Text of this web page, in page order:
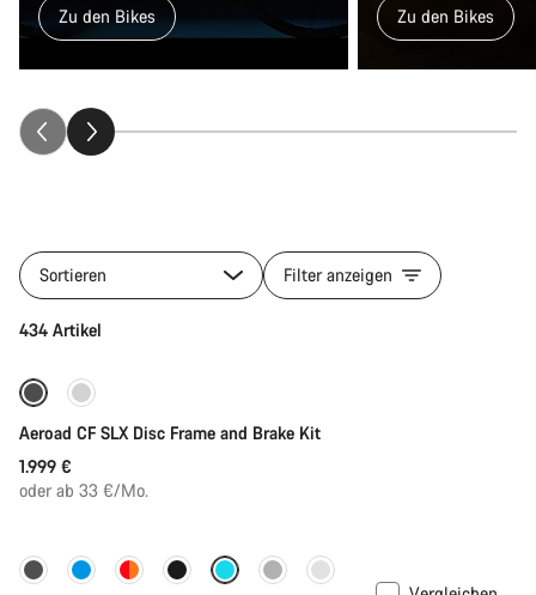
Zu den Bikes Zu den Bikes
Sortieren Filter anzeigen
434 Artikel
Aeroad CF SLX Disc Frame and Brake Kit
1.999 €
oder ab 33 €/Mo.
-5%